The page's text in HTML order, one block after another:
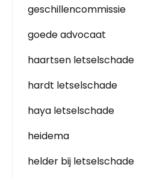
geschillencommissie
goede advocaat
haartsen letselschade
hardt letselschade
haya letselschade
heidema
helder bij letselschade